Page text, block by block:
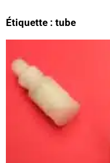
Étiquette : tube